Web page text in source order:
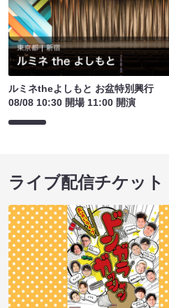
ルミネtheよしもと お盆特別興行
08/08 10:30 開場 11:00 開演
ライブ配信チケット